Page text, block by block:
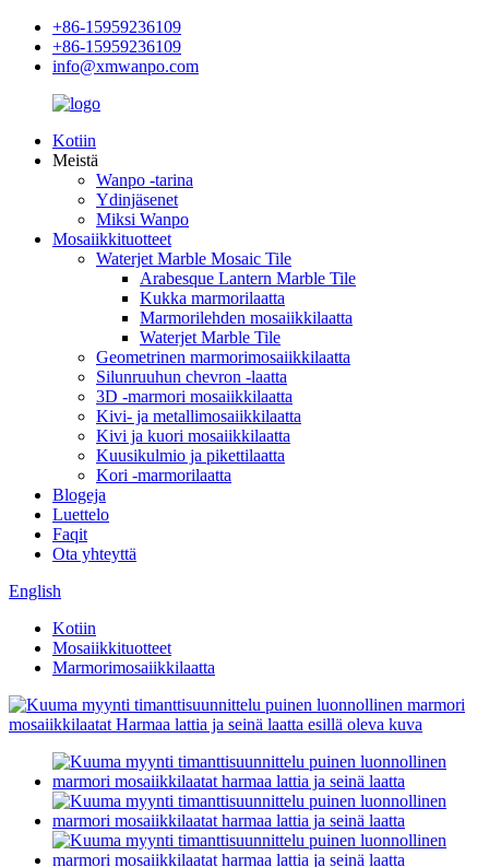
+86-15959236109
+86-15959236109
info@xmwanpo.com
Kotiin
Meistä
Wanpo -tarina
Ydinjäsenet
Miksi Wanpo
Mosaiikkituotteet
Waterjet Marble Mosaic Tile
Arabesque Lantern Marble Tile
Kukka marmorilaatta
Marmorilehden mosaiikkilaatta
Waterjet Marble Tile
Geometrinen marmorimosaiikkilaatta
Silunruuhun chevron -laatta
3D -marmori mosaiikkilaatta
Kivi- ja metallimosaiikkilaatta
Kivi ja kuori mosaiikkilaatta
Kuusikulmio ja pikettilaatta
Kori -marmorilaatta
Blogeja
Luettelo
Faqit
Ota yhteyttä
English
Kotiin
Mosaiikkituotteet
Marmorimosaiikkilaatta